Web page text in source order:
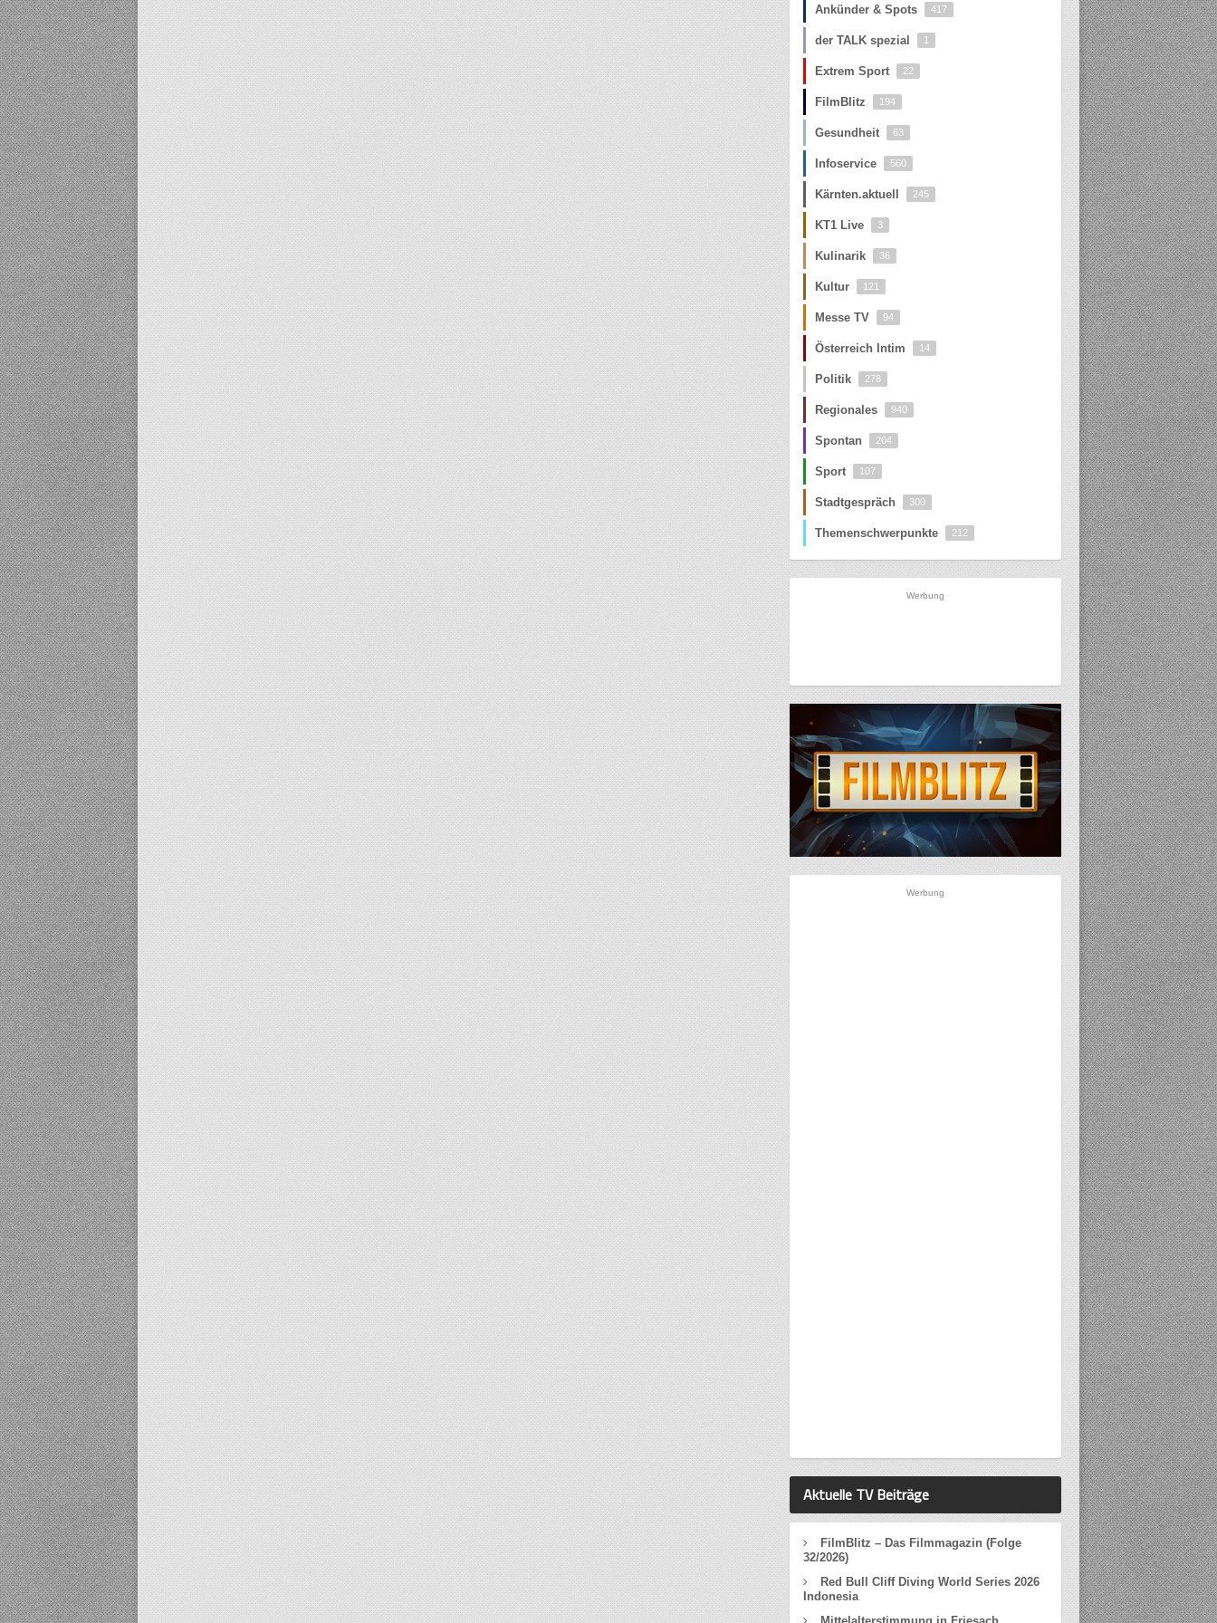
Ankünder & Spots 417
der TALK spezial 1
Extrem Sport 22
FilmBlitz 194
Gesundheit 63
Infoservice 560
Kärnten.aktuell 245
KT1 Live 3
Kulinarik 36
Kultur 121
Messe TV 94
Österreich Intim 14
Politik 278
Regionales 940
Spontan 204
Sport 107
Stadtgespräch 300
Themenschwerpunkte 212
Werbung
Werbung
Aktuelle TV Beiträge
FilmBlitz – Das Filmmagazin (Folge
32/2026)
Red Bull Cliff Diving World Series 2026
Indonesia